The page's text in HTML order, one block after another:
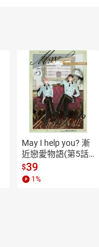
May I help you? 漸
近戀愛物語(第5話)
【電子書】
$39
1 %